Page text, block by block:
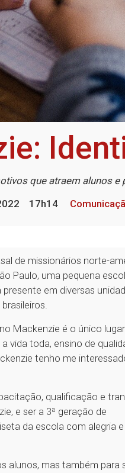
que atraem alunos
17h14
de missionários norte-
Paulo, uma pequena
em diversas
Mackenzie é o único lugar
vida toda, ensino de
tenho me
qualificação e
e ser a 3ª geração de
da escola com alegria e
alunos, mas também para